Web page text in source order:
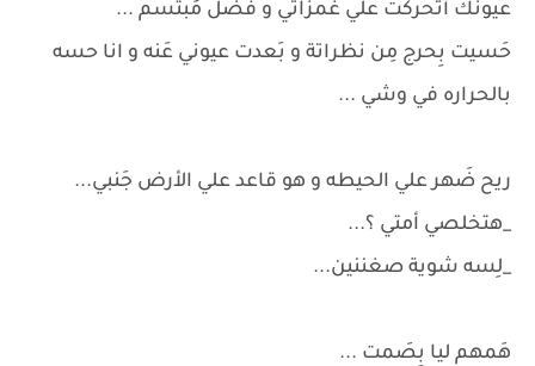
عيونك أتحركت علي غمزاتي و فَضل مُبتسم ...
حَسيت بِحرج مِن نظراتة و بَعدت عيوني عَنه و انا حسه
بالحراره في وشي ...
ريح ضَهر علي الحيطه و هو قاعد علي الأرض جَنبي...
_هتخلصي أمتي ؟...
_لِسه شوية صغننين...
هَمهم ليا بِصَمت ...